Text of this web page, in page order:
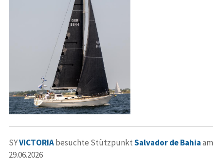
SYVICTORIAbesuchte StützpunktSalvador de Bahiaam
29.06.2026